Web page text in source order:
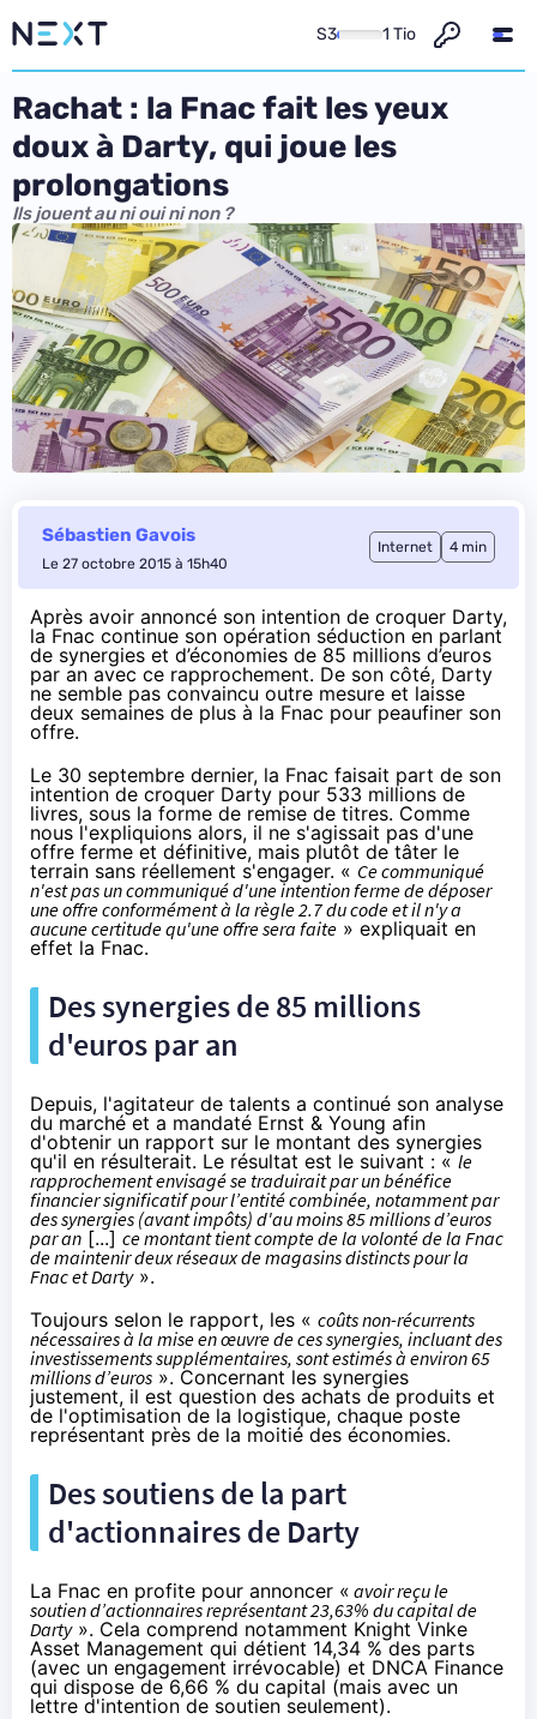
S3 1 Tio
Rachat : la Fnac fait les yeux
doux à Darty, qui joue les
prolongations
Ils jouent au ni oui ni non ?
Sébastien Gavois
Le 27 octobre 2015 à 15h40
Internet 4 min
Après avoir annoncé son intention de croquer Darty,
la Fnac continue son opération séduction en parlant
de synergies et d’économies de 85 millions d’euros
par an avec ce rapprochement. De son côté, Darty
ne semble pas convaincu outre mesure et laisse
deux semaines de plus à la Fnac pour peaufiner son
offre.
Le 30 septembre dernier, la Fnac faisait part de son
intention de croquer Darty pour 533 millions de
livres, sous la forme de remise de titres. Comme
nous l'expliquions alors, il ne s'agissait pas d'une
offre ferme et définitive, mais plutôt de tâter le
terrain sans réellement s'engager. « Ce communiqué
n'est pas un communiqué d'une intention ferme de déposer
une offre conformément à la règle 2.7 du code et il n'y a
aucune certitude qu'une offre sera faite » expliquait en
effet la Fnac.
Des synergies de 85 millions
d'euros par an
Depuis, l'agitateur de talents a continué son analyse
du marchéet a mandaté Ernst & Young afin
d'obtenir un rapport sur le montant des synergies
qu'il en résulterait. Le résultat est le suivant : «le
rapprochement envisagé se traduirait par un bénéfice
financier significatif pour l’entité combinée, notamment par
des synergies (avant impôts) d'au moins 85 millions d’euros
par an [...] ce montant tient compte de la volonté de la Fnac
de maintenir deux réseaux de magasins distincts pour la
FnacetDarty».
Toujours selon le rapport, les « coûts non-récurrents
nécessaires à la mise en œuvre de ces synergies, incluant des
investissements supplémentaires, sont estimés à environ 65
millions d’euros ». Concernant les synergies
justement, il est question des achats de produits et
de l'optimisation de la logistique, chaque poste
représentant près de la moitié des économies.
Des soutiens de la part
d'actionnaires de Darty
La Fnac en profite pour annoncer « avoir reçu le
soutien d’actionnaires représentant 23,63% du capital de
Darty». Cela comprend notamment Knight Vinke
Asset Management qui détient 14,34 % des parts
(avec un engagement irrévocable) et DNCA Finance
qui dispose de 6,66 % du capital (mais avec un
lettre d'intention de soutien seulement).